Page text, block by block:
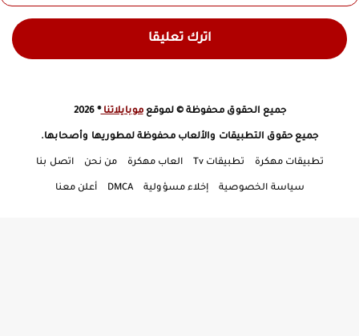
اترك تعليقا
جميع الحقوق محفوظة © لموقعموبايلاتنا® 2026
جميع حقوق التطبيقات والألعاب محفوظة لمطوريها وأصحابها.
تطبيقات مهكرة تطبيقات Tv العاب مهكرة من نحن اتصل بنا
سياسة الخصوصية إخلاء مسؤولية DMCA أعلن معنا